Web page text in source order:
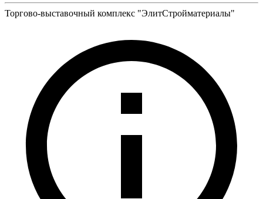
Торгово-выставочный комплекс "ЭлитСтройматериалы"